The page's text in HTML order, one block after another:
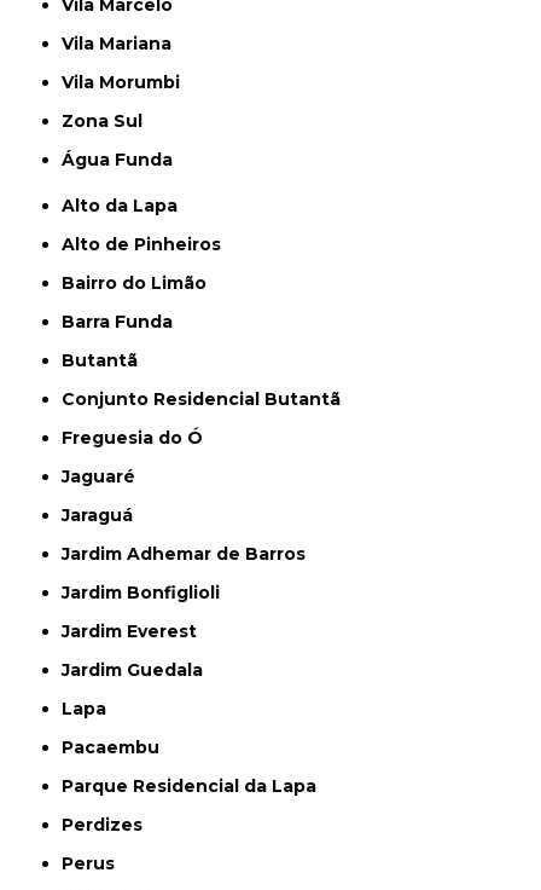
Vila Marcelo
Vila Mariana
Vila Morumbi
Zona Sul
Água Funda
Alto da Lapa
Alto de Pinheiros
Bairro do Limão
Barra Funda
Butantã
Conjunto Residencial Butantã
Freguesia do Ó
Jaguaré
Jaraguá
Jardim Adhemar de Barros
Jardim Bonfiglioli
Jardim Everest
Jardim Guedala
Lapa
Pacaembu
Parque Residencial da Lapa
Perdizes
Perus